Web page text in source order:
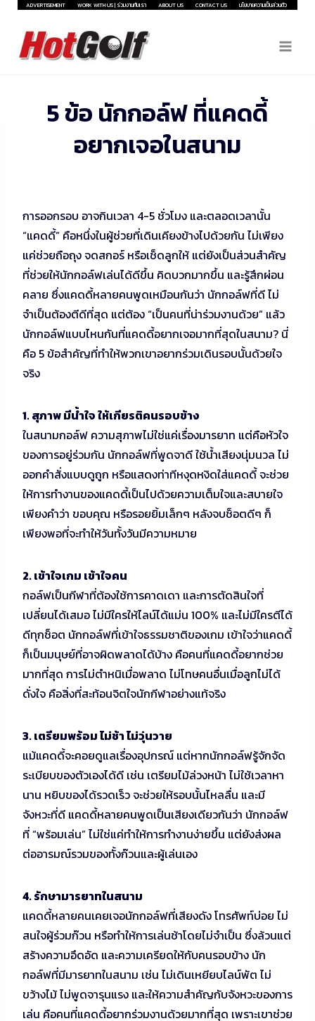
Skip
content
ADVERTISEMENT WORK WITH US | ร่วมงานกับเรา ABOUT US CONTACT US นโยบายความเป็นส่วนตัว
5 ข้อ นักกอล์ฟ ที่แคดดี้
อยากเจอในสนาม
การออกรอบ อาจกินเวลา 4-5 ชั่วโมง และตลอดเวลานั้น
“แคดดี้” คือหนึ่งในผู้ช่วยที่เดินเคียงข้างไปด้วยกัน ไม่เพียง
แค่ช่วยถือถุง จดสกอร์ หรือเช็ดลูกให้ แต่ยังเป็นส่วนสำคัญ
ที่ช่วยให้นักกอล์ฟเล่นได้ดีขึ้น คิดบวกมากขึ้น และรู้สึกผ่อน
คลาย ซึ่งแคดดี้หลายคนพูดเหมือนกันว่า นักกอล์ฟที่ดี ไม่
จำเป็นต้องตีดีที่สุด แต่ต้อง “เป็นคนที่น่าร่วมงานด้วย” แล้ว
นักกอล์ฟแบบไหนกันที่แคดดี้อยากเจอมากที่สุดในสนาม? นี่
คือ 5 ข้อสำคัญที่ทำให้พวกเขาอยากร่วมเดินรอบนั้นด้วยใจ
จริง
1. สุภาพ มีน้ำใจ ให้เกียรติคนรอบข้าง
ในสนามกอล์ฟ ความสุภาพไม่ใช่แค่เรื่องมารยาท แต่คือหัวใจ
ของการอยู่ร่วมกัน นักกอล์ฟที่พูดจาดี ใช้น้ำเสียงนุ่มนวล ไม่
ออกคำสั่งแบบดูถูก หรือแสดงท่าทีหงุดหงิดใส่แคดดี้ จะช่วย
ให้การทำงานของแคดดี้เป็นไปด้วยความเต็มใจและสบายใจ
เพียงคำว่า ขอบคุณ หรือรอยยิ้มเล็กๆ หลังจบช็อตดีๆ ก็
เพียงพอที่จะทำให้วันทั้งวันมีความหมาย
2. เข้าใจเกม เข้าใจคน
กอล์ฟเป็นกีฬาที่ต้องใช้การคาดเดา และการตัดสินใจที่
เปลี่ยนได้เสมอ ไม่มีใครให้ไลน์ได้แม่น 100% และไม่มีใครตีได้
ดีทุกช็อต นักกอล์ฟที่เข้าใจธรรมชาติของเกม เข้าใจว่าแคดดี้
ก็เป็นมนุษย์ที่อาจผิดพลาดได้บ้าง คือคนที่แคดดี้อยากช่วย
มากที่สุด การไม่ตำหนิเมื่อพลาด ไม่โทษคนอื่นเมื่อลูกไม่ได้
ดั่งใจ คือสิ่งที่สะท้อนจิตใจนักกีฬาอย่างแท้จริง
3. เตรียมพร้อม ไม่ช้า ไม่วุ่นวาย
แม้แคดดี้จะคอยดูแลเรื่องอุปกรณ์ แต่หากนักกอล์ฟรู้จักจัด
ระเบียบของตัวเองได้ดี เช่น เตรียมไม้ล่วงหน้า ไม่ใช้เวลาหา
นาน หยิบของได้รวดเร็ว จะช่วยให้รอบนั้นไหลลื่น และมี
จังหวะที่ดี แคดดี้หลายคนพูดเป็นเสียงเดียวกันว่า นักกอล์ฟ
ที่ “พร้อมเล่น” ไม่ใช่แค่ทำให้การทำงานง่ายขึ้น แต่ยังส่งผล
ต่ออารมณ์รวมของทั้งก๊วนและผู้เล่นเอง
4. รักษามารยาทในสนาม
แคดดี้หลายคนเคยเจอนักกอล์ฟที่เสียงดัง โทรศัพท์บ่อย ไม่
สนใจผู้ร่วมก๊วน หรือทำให้การเล่นช้าโดยไม่จำเป็น ซึ่งล้วนแต่
สร้างความอึดอัด และความเครียดให้กับคนรอบข้าง นัก
กอล์ฟที่มีมารยาทในสนาม เช่น ไม่เดินเหยียบไลน์พัต ไม่
ขว้างไม้ ไม่พูดจารุนแรง และให้ความสำคัญกับจังหวะของการ
เล่น คือคนที่แคดดี้อยากร่วมงานด้วยมากที่สุด เพราะเขาช่วย